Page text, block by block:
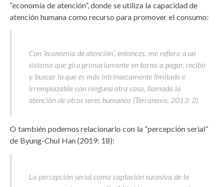
“economía de atención”, donde se utiliza la capacidad de
atención humana como recurso para promover el consumo:
Con ‘economía de atención’, entonces, me refiero a un
sistema que gira primariamente en torno a pagar, recibir
y buscar lo que es más intrínsecamente limitado e
irremplazable con ninguna otra cosa, llamada la
atención de otros seres humanos (Terranova, 2013: 2)
O también podemos relacionarlo con la “percepción serial”
de Byung-Chul Han (2019: 18):
La percepción serial como captación sucesiva de lo